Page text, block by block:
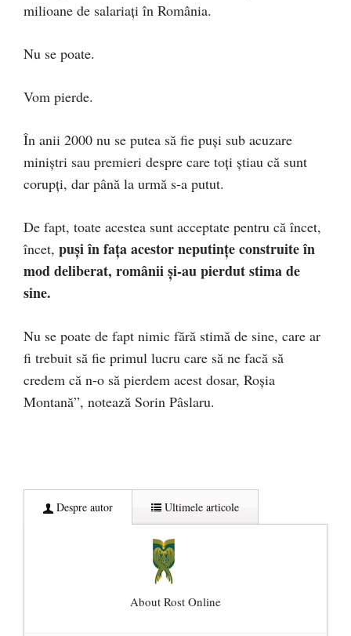
milioane de salariaţi în România.
Nu se poate.
Vom pierde.
În anii 2000 nu se putea să fie puşi sub acuzare
miniştri sau premieri despre care toţi ştiau că sunt
corupţi, dar până la urmă s-a putut.
De fapt, toate acestea sunt acceptate pentru că încet,
încet, puşi în faţa acestor neputinţe construite în
mod deliberat, românii şi-au pierdut stima de
sine.
Nu se poate de fapt nimic fără stimă de sine, care ar
fi trebuit să fie primul lucru care să ne facă să
credem că n-o să pierdem acest dosar, Roşia
Montană”, notează Sorin Pâslaru.
Despre autor Ultimele articole
About Rost Online